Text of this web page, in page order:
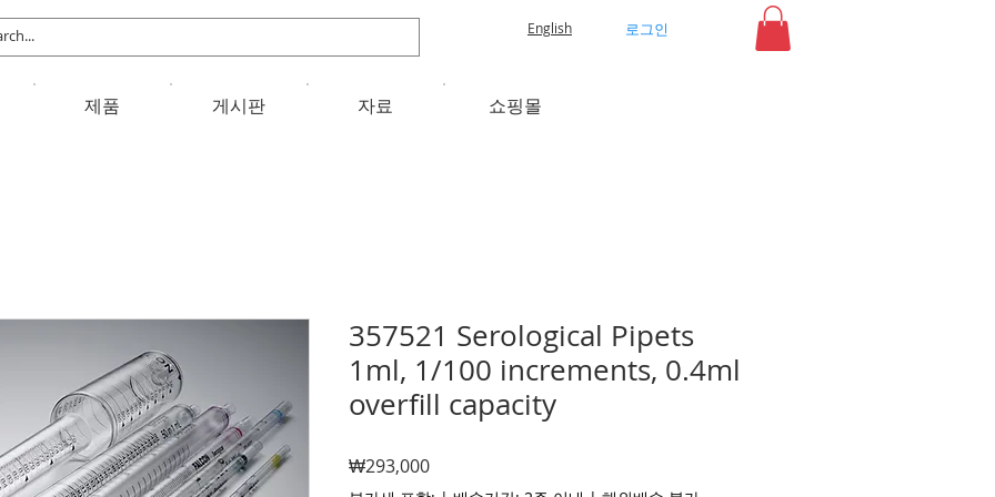
English 로그인
제품 게시판 자료 쇼핑몰
357521 Serological Pipets
1ml, 1/100 increments, 0.4ml
overfill capacity
₩293,000가
격